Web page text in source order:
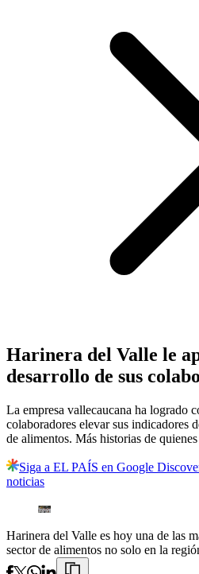
Harinera del Valle le
desarrollo de sus
La empresa vallecaucana ha logrado
colaboradores elevar sus indicadores
de alimentos. Más historias de
Siga a EL PAÍS en Google
noticias
Harinera del Valle es hoy una de las
sector de alimentos no solo en la